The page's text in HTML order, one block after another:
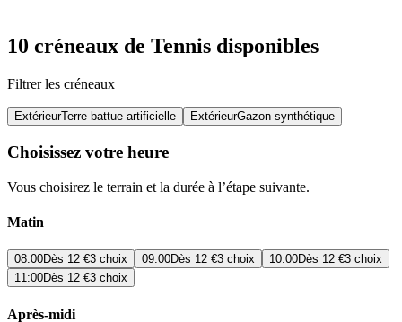
10 créneaux de Tennis disponibles
Filtrer les créneaux
ExtérieurTerre battue artificielle ExtérieurGazon synthétique
Choisissez votre heure
Vous choisirez le terrain et la durée à l’étape suivante.
Matin
08:00Dès 12 €3 choix 09:00Dès 12 €3 choix 10:00Dès 12 €3 choix
11:00Dès 12 €3 choix
Après-midi